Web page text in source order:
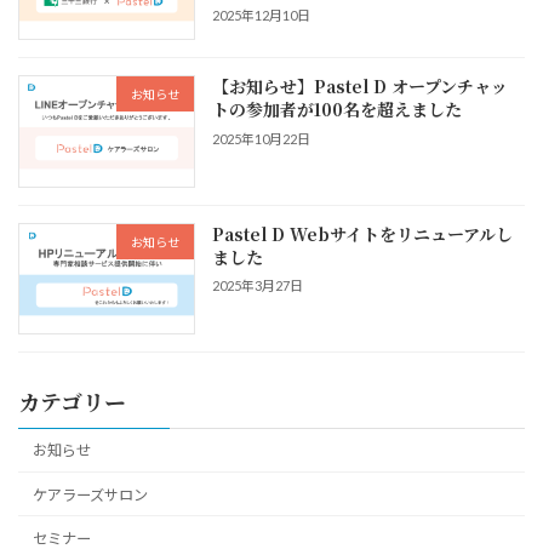
2025年12月10日
お知らせ
【お知らせ】Pastel D オープンチャッ
トの参加者が100名を超えました
2025年10月22日
お知らせ
Pastel D Webサイトをリニューアルし
ました
2025年3月27日
カテゴリー
お知らせ
ケアラーズサロン
セミナー